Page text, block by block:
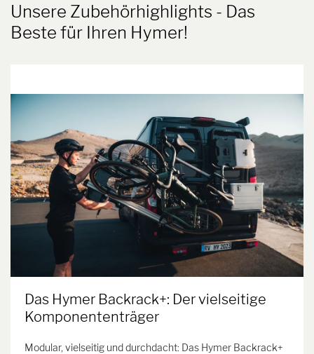
Unsere Zubehörhighlights - Das
Beste für Ihren Hymer!
Das Hymer Backrack+: Der vielseitige
Komponententräger
Modular, vielseitig und durchdacht: Das Hymer Backrack+